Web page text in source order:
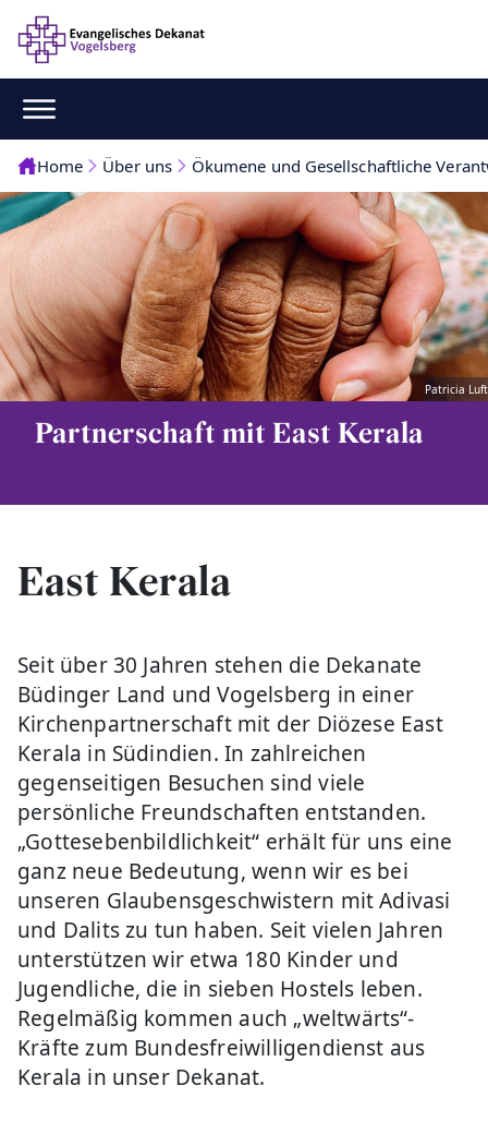
Home Über uns Ökumene und Gesellschaftliche
Patricia Luft
Partnerschaft mit East Kerala
East Kerala
Seit über 30 Jahren stehen die Dekanate
Büdinger Land und Vogelsberg in einer
Kirchenpartnerschaft mit der Diözese East
Kerala in Südindien. In zahlreichen
gegenseitigen Besuchen sind viele
persönliche Freundschaften entstanden.
„Gottesebenbildlichkeit“ erhält für uns eine
ganz neue Bedeutung, wenn wir es bei
unseren Glaubensgeschwistern mit Adivasi
und Dalits zu tun haben. Seit vielen Jahren
unterstützen wir etwa 180 Kinder und
Jugendliche, die in sieben Hostels leben.
Regelmäßig kommen auch „weltwärts“-
Kräfte zum Bundesfreiwilligendienst aus
Kerala in unser Dekanat.